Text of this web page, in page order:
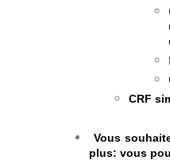
CRF
Vous
plus: vous